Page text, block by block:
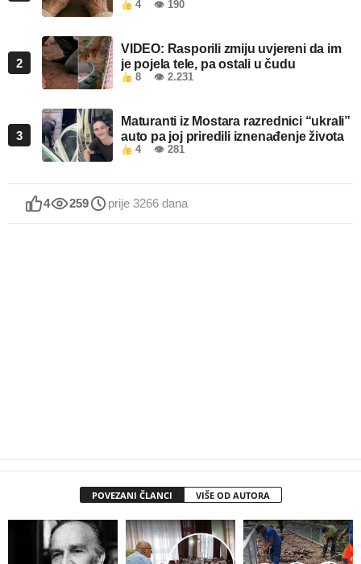
4 👁 190
2
VIDEO: Rasporili zmiju uvjereni da im
je pojela tele, pa ostali u čudu
8 👁 2.231
3
Maturanti iz Mostara razrednici “ukrali”
auto pa joj priredili iznenađenje života
4 👁 281
4 259 prije 3266 dana
POVEZANI ČLANCI VIŠE OD AUTORA